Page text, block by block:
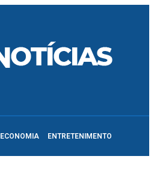
ECONOMIA ENTRETENIMENTO